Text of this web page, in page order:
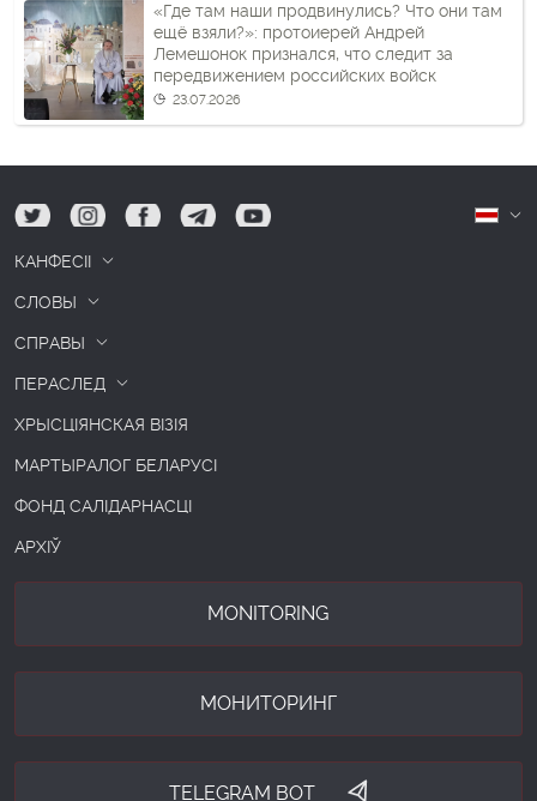
«Где там наши продвинулись? Что они там
ещё взяли?»: протоиерей Андрей
Лемешонок признался, что следит за
передвижением российских войск
23.07.2026
tw ig fb tg yt
КАНФЕСІІ
СЛОВЫ
СПРАВЫ
ПЕРАСЛЕД
ХРЫСЦІЯНСКАЯ ВІЗІЯ
МАРТЫРАЛОГ БЕЛАРУСІ
ФОНД САЛІДАРНАСЦІ
АРХІЎ
MONITORING
МОНИТОРИНГ
TELEGRAM BOT